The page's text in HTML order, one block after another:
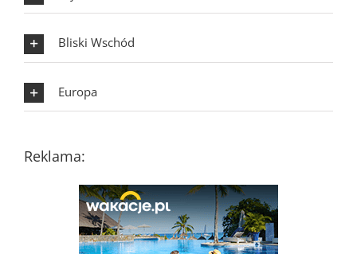
Bliski Wschód
Europa
Reklama: